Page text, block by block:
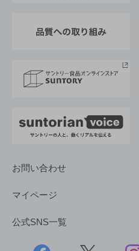
採用情報
お問い合わせ
マイページ
公式SNS一覧